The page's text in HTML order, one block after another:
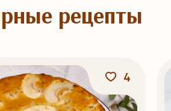
рецепты
4